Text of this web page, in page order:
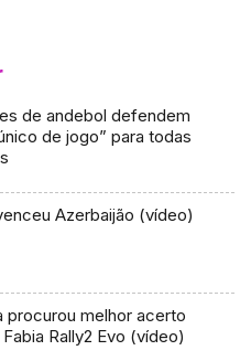
de andebol defendem
de jogo” para todas
Azerbaijão (vídeo)
procurou melhor acerto
Rally2 Evo (vídeo)